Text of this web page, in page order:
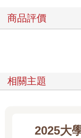
上，敵人無論如何都
帝，都是在天下安穩
大臣了。千萬不要以
能力還有點人品，其實
兒子劉義真調回來，
商品評價
相關主題
2025大